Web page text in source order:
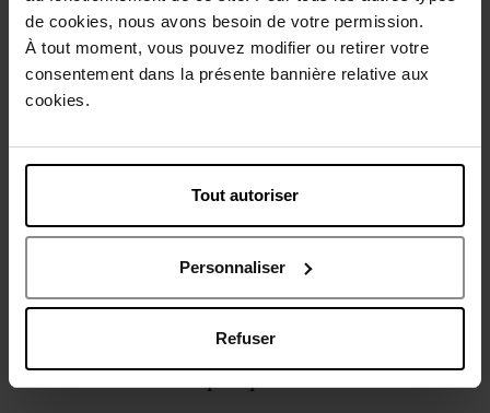
de cookies, nous avons besoin de votre permission.
À tout moment, vous pouvez modifier ou retirer votre
consentement dans la présente bannière relative aux
cookies.
Tout autoriser
Personnaliser
Refuser
Description
Oublié quelque chose ?